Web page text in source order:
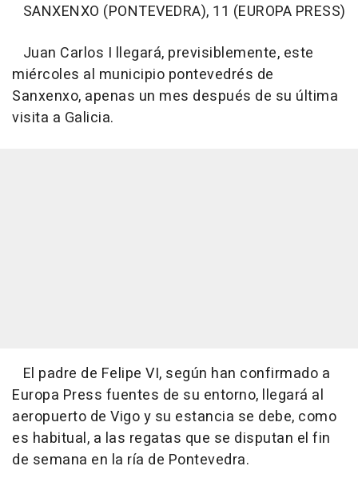
SANXENXO (PONTEVEDRA), 11 (EUROPA PRESS)
Juan Carlos I llegará, previsiblemente, este
miércoles al municipio pontevedrés de
Sanxenxo, apenas un mes después de su última
visita a Galicia.
El padre de Felipe VI, según han confirmado a
Europa Press fuentes de su entorno, llegará al
aeropuerto de Vigo y su estancia se debe, como
es habitual, a las regatas que se disputan el fin
de semana en la ría de Pontevedra.